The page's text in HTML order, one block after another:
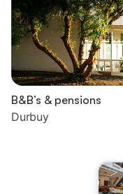
B&B’s & pensions
Durbuy